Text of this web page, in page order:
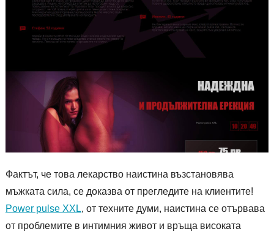
Фактът, че това лекарство наистина възстановява
мъжката сила, се доказва от прегледите на клиентите!
Power pulse XXL, от техните думи, наистина се отървава
от проблемите в интимния живот и връща високата